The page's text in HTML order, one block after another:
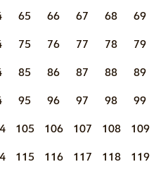
65 66 67 68 69
75 76 77 78 79
85 86 87 88 89
95 96 97 98 99
105 106 107 108 109
115 116 117 118 119